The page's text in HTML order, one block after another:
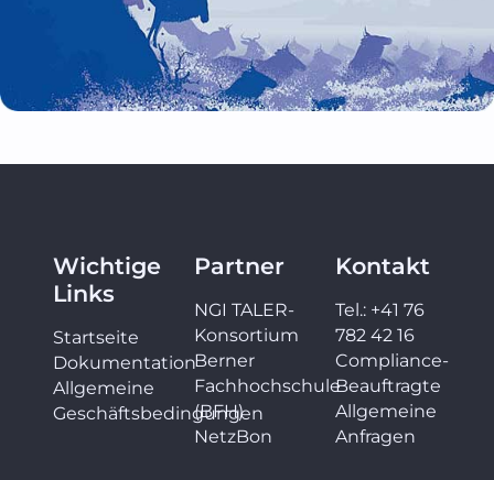
Wichtige
Links
Startseite
Dokumentation
Allgemeine
Geschäftsbedingungen
Partner
NGI TALER-
Konsortium
Berner
Fachhochschule
(BFH)
NetzBon
Kontakt
Tel.: +41 76
782 42 16
Compliance-
Beauftragte
Allgemeine
Anfragen